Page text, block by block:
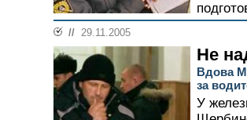
// 29.11.2005
Не
Вдова
за
У